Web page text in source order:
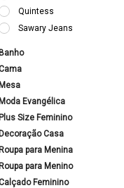
Quintess
Sawary Jeans
Evangélica
Size Feminino
Casa
para Menina
para Menino
Feminino